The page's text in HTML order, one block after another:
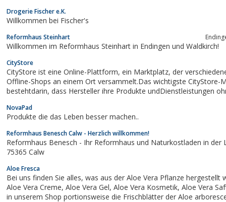
Drogerie Fischer e.K.
Willkommen bei Fischer's
Reformhaus Steinhart
Willkommen im Reformhaus Steinhart in Endingen und Waldkirch!
CityStore
CityStore ist eine Online-Plattform, ein Marktplatz, der verschiedene Online-und
Offline-Shops an einem Ort versammelt.Das wichtigste CityStore-
bestehtdarin, dass Hersteller ihre Produkte undDienstleistungen ohne
NovaPad
Produkte die das Leben besser machen..
Reformhaus Benesch Calw - Herzlich willkommen!
Reformhaus Benesch - Ihr Reformhaus und Naturkostladen in der
75365 Calw
Aloe Fresca
Bei uns finden Sie alles, was aus der Aloe Vera Pflanze hergestellt werden kann:
Aloe Vera Creme, Aloe Vera Gel, Aloe Vera Kosmetik, Aloe Vera Saft.Sie erhalten
in unserem Shop portionsweise die Frischblätter der Aloe arborescens,